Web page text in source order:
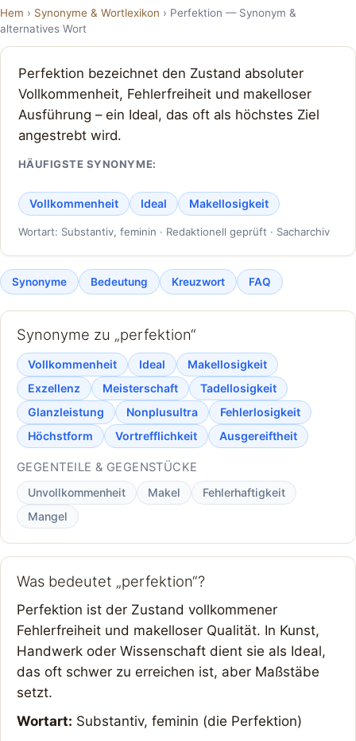
Hem › Synonyme & Wortlexikon › Perfektion — Synonym &
alternatives Wort
Perfektion bezeichnet den Zustand absoluter
Vollkommenheit, Fehlerfreiheit und makelloser
Ausführung – ein Ideal, das oft als höchstes Ziel
angestrebt wird.
HÄUFIGSTE SYNONYME:
Vollkommenheit Ideal Makellosigkeit
Wortart: Substantiv, feminin · Redaktionell geprüft · Sacharchiv
Synonyme Bedeutung Kreuzwort FAQ
Synonyme zu „perfektion“
Vollkommenheit Ideal
Makellosigkeit
Exzellenz
Meisterschaft
Tadellosigkeit
Glanzleistung
Nonplusultra
Fehlerlosigkeit
Höchstform
Vortrefflichkeit Ausgereiftheit
GEGENTEILE & GEGENSTÜCKE
Unvollkommenheit Makel
Fehlerhaftigkeit
Mangel
Was bedeutet „perfektion“?
Perfektion ist der Zustand vollkommener
Fehlerfreiheit und makelloser Qualität. In Kunst,
Handwerk oder Wissenschaft dient sie als Ideal,
das oft schwer zu erreichen ist, aber Maßstäbe
setzt.
Wortart: Substantiv, feminin (die Perfektion)